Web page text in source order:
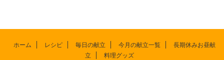
ホーム レシピ 毎日の献立 今月の献立一覧
長期休みお昼献
立
料理グッズ